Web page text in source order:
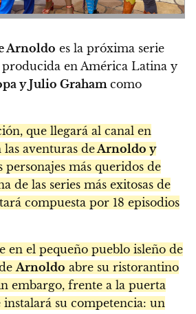
Arnoldo es la próxima serie
en América Latina y
y Julio Graham como
que llegará al canal en
las aventuras deArnoldo y
personajes más queridos de
de las series más exitosas de
compuesta por 18 episodios
en el pequeño pueblo isleño de
Arnoldo abre su ristorantino
embargo, frente a la puerta
instalará su competencia: un